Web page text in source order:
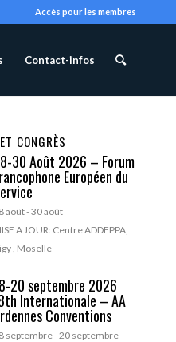
Accès pour les membres
Contact-infos
CONGRÈS
30 Août 2026 – Forum
Européen du
août-30 août
A JOUR: Centre ADDEPPA,
, Moselle
20 septembre 2026
Internationale – AA
Conventions
septembre-20 septembre